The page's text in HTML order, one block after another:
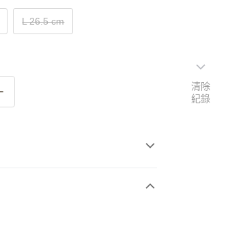
L 26.5 cm
清除
紀錄